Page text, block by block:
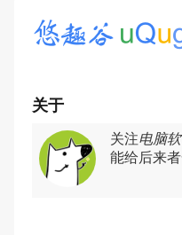
关于
关注电脑
能给后来